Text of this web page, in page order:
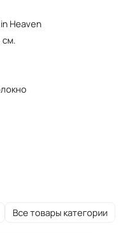
Heaven
см.
Все товары категории